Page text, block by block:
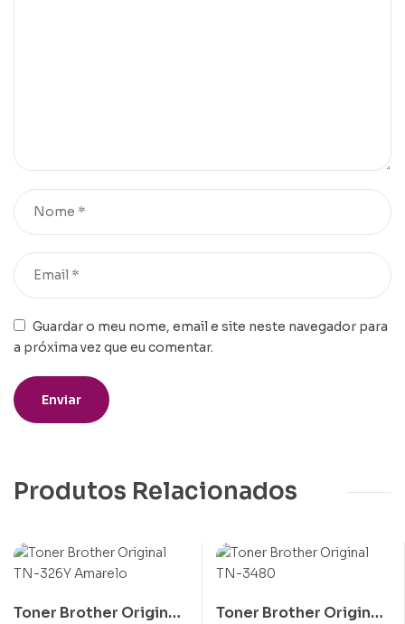
Guardar o meu nome, email e site neste navegador para
a próxima vez que eu comentar.
Produtos Relacionados
Toner Brother Original
Toner Brother Original